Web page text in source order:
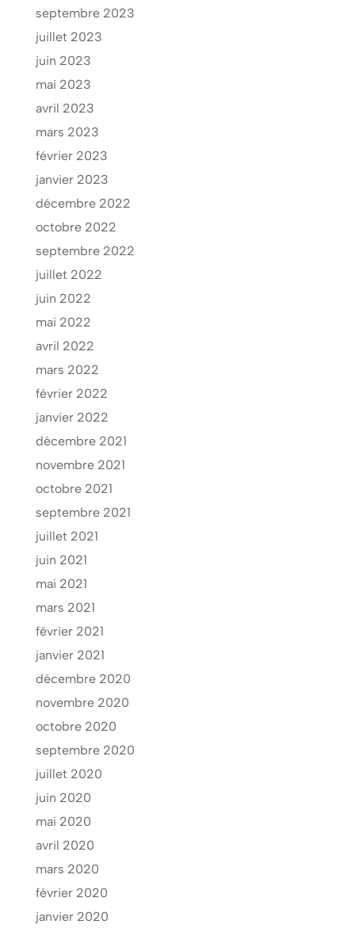
septembre 2023
juillet 2023
juin 2023
mai 2023
avril 2023
mars 2023
février 2023
janvier 2023
décembre 2022
octobre 2022
septembre 2022
juillet 2022
juin 2022
mai 2022
avril 2022
mars 2022
février 2022
janvier 2022
décembre 2021
novembre 2021
octobre 2021
septembre 2021
juillet 2021
juin 2021
mai 2021
mars 2021
février 2021
janvier 2021
décembre 2020
novembre 2020
octobre 2020
septembre 2020
juillet 2020
juin 2020
mai 2020
avril 2020
mars 2020
février 2020
janvier 2020